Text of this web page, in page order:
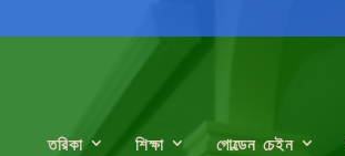
তরিকা শিক্ষা গোল্ডেন চেইন